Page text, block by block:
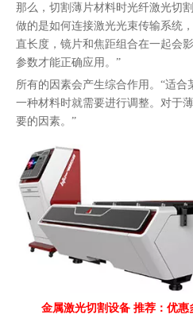
那么，切割薄片材料时光纤激光切
做的是如何连接激光光束传输系统
直长度，镜片和焦距组合在一起会
参数才能正确应用。”
所有的因素会产生综合作用。“适
一种材料时就需要进行调整。对于
要的因素。”
金属激光切割设备 推荐：优惠